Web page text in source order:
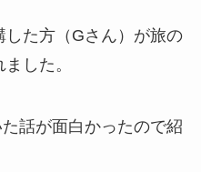
した方（Gさん）が旅の
した。
話が面白かったので紹